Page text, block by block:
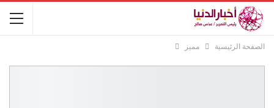
الصفحة الرئيسية مميز